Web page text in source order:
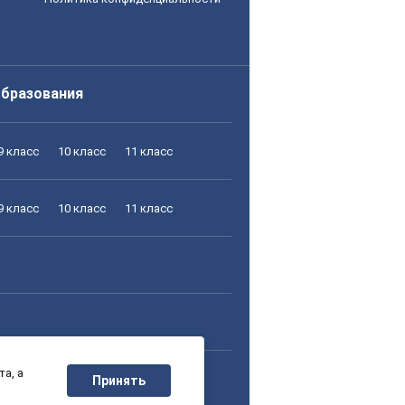
класс 10 класс 11 класс
класс 10 класс 11 класс
класс 10 класс 11 класс
а
Принять